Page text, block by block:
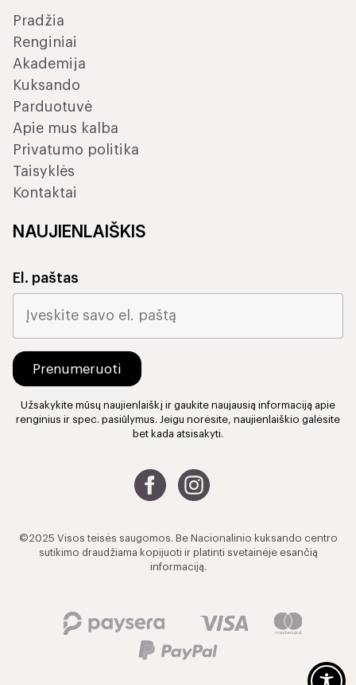
Pradžia
Renginiai
Akademija
Kuksando
Parduotuvė
Apie mus kalba
Privatumo politika
Taisyklės
Kontaktai
NAUJIENLAIŠKIS
El. paštas
Užsakykite mūsų naujienlaiškį ir gaukite naujausią informaciją apie
renginius ir spec. pasiūlymus. Jeigu norėsite, naujienlaiškio galėsite
bet kada atsisakyti.
©2025 Visos teisės saugomos. Be Nacionalinio kuksando centro
sutikimo draudžiama kopijuoti ir platinti svetainėje esančią
informaciją.